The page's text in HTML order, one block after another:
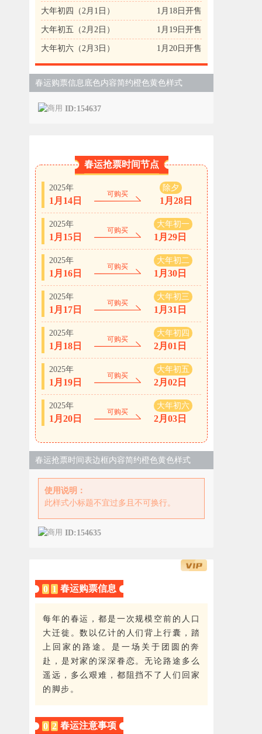
大年初四（2月1日） 1月18日开售
大年初五（2月2日） 1月19日开售
大年初六（2月3日） 1月20日开售
春运购票信息底色内容简约橙色黄色样式
ID:154637
春运抢票时间节点
2025年
1月14日
可购买
除夕
1月28日
2025年
1月15日
可购买
大年初一
1月29日
2025年
1月16日
可购买
大年初二
1月30日
2025年
1月17日
可购买
大年初三
1月31日
2025年
1月18日
可购买
大年初四
2月01日
2025年
1月19日
可购买
大年初五
2月02日
2025年
1月20日
可购买
大年初六
2月03日
春运抢票时间表边框内容简约橙色黄色样式
使用说明：
此样式小标题不宜过多且不可换行。
ID:154635
0 1 春运购票信息
每年的春运，都是一次规模空前的人口
大迁徙。数以亿计的人们背上行囊，踏
上回家的路途。是一场关于团圆的奔
赴，是对家的深深眷恋。无论路途多么
遥远，多么艰难，都阻挡不了人们回家
的脚步。
0 2 春运注意事项